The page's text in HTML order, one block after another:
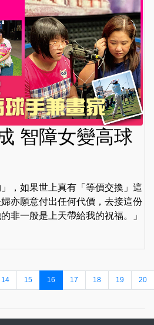
智障女變高球
」，如果世上真有「等價交換」這
亦願意付出任何代價，去接這份
非一般是上天帶給我的祝福。」
14 15 16 17 18 19 20